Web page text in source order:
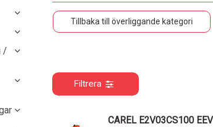
Tillbaka till överliggande kategori
Filtrera
CAREL E2V03CS100
/